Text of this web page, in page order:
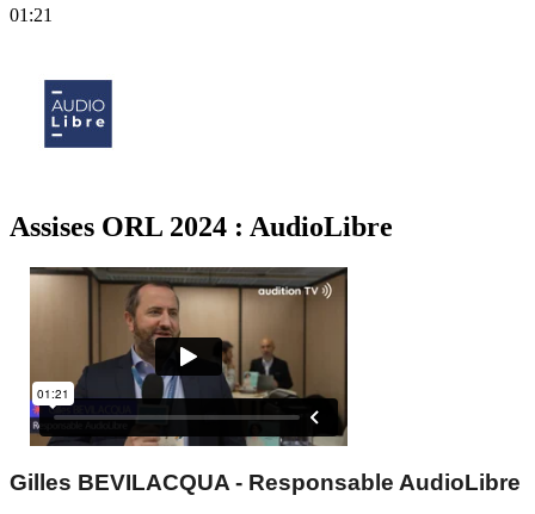
01:21
Assises ORL 2024 : AudioLibre
Gilles BEVILACQUA - Responsable AudioLibre